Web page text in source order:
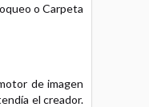
o Carpeta
de imagen
el creador.